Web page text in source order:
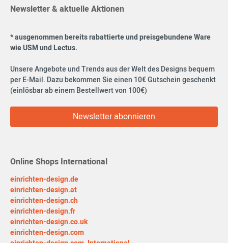
Newsletter & aktuelle Aktionen
* ausgenommen bereits rabattierte und preisgebundene Ware
wie USM und Lectus.
Unsere Angebote und Trends aus der Welt des Designs bequem
per E-Mail. Dazu bekommen Sie einen 10€ Gutschein geschenkt
(einlösbar ab einem Bestellwert von 100€)
Newsletter abonnieren
Online Shops International
einrichten-design.de
einrichten-design.at
einrichten-design.ch
einrichten-design.fr
einrichten-design.co.uk
einrichten-design.com